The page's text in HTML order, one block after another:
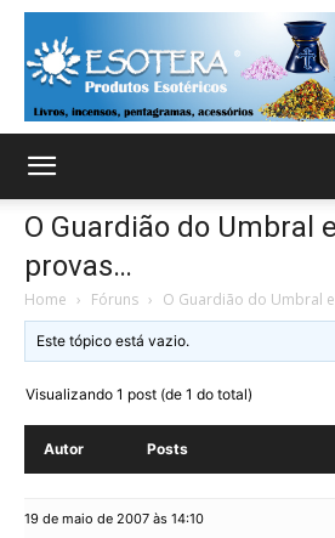
O Guardião do Umbral
provas…
Home › Fóruns › O Guardião do Umbral
Este tópico está vazio.
Visualizando 1 post (de 1 do total)
Autor Posts
19 de maio de 2007 às 14:10